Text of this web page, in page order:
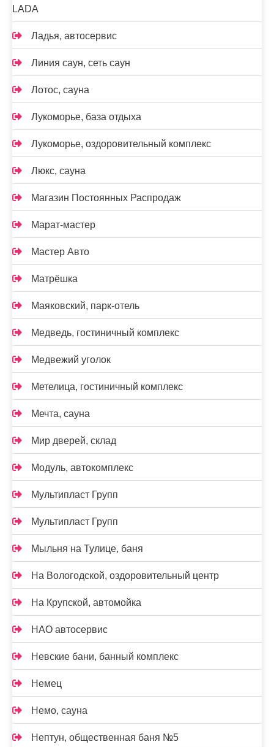
LADA
Ладья, автосервис
Линия саун, сеть саун
Лотос, сауна
Лукоморье, база отдыха
Лукоморье, оздоровительный комплекс
Люкс, сауна
Магазин Постоянных Распродаж
Марат-мастер
Мастер Авто
Матрёшка
Маяковский, парк-отель
Медведь, гостиничный комплекс
Медвежий уголок
Метелица, гостиничный комплекс
Мечта, сауна
Мир дверей, склад
Модуль, автокомплекс
Мультипласт Групп
Мультипласт Групп
Мыльня на Тулице, баня
На Вологодской, оздоровительный центр
На Крупской, автомойка
НАО автосервис
Невские бани, банный комплекс
Немец
Немо, сауна
Нептун, общественная баня №5